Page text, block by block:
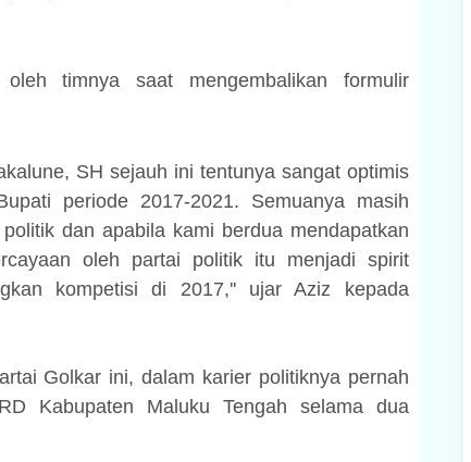
timnya saat mengembalikan formulir
SH sejauh ini tentunya sangat optimis
periode 2017-2021. Semuanya masih
dan apabila kami berdua mendapatkan
oleh partai politik itu menjadi spirit
kompetisi di 2017,''
ujar Aziz kepada
Golkar ini, dalam karier politiknya pernah
Kabupaten Maluku Tengah selama dua